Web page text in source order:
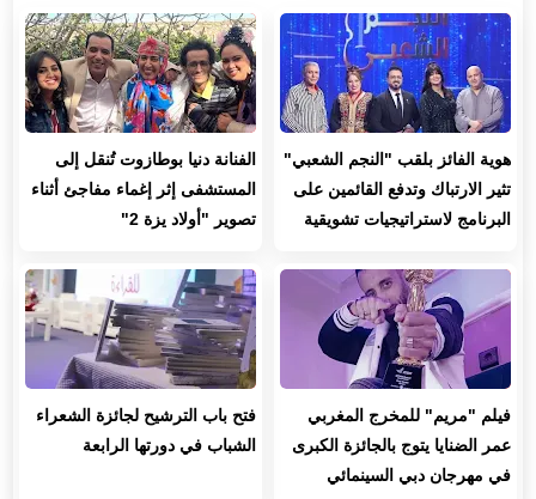
هوية الفائز بلقب "النجم الشعبي"
تثير الارتباك وتدفع القائمين على
البرنامج لاستراتيجيات تشويقية
الفنانة دنيا بوطازوت تُنقل إلى
المستشفى إثر إغماء مفاجئ أثناء
تصوير "أولاد يزة 2"
فيلم "مريم" للمخرج المغربي
عمر الضنايا يتوج بالجائزة الكبرى
في مهرجان دبي السينمائي
فتح باب الترشيح لجائزة الشعراء
الشباب في دورتها الرابعة